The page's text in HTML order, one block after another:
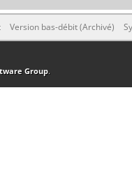
Version bas-débit (Archivé)
Group.